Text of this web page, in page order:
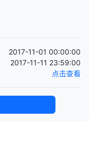
2017-11-01 00:00:00
2017-11-11 23:59:00
点击查看